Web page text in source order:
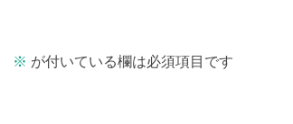
※ が付いている欄は必須項目です